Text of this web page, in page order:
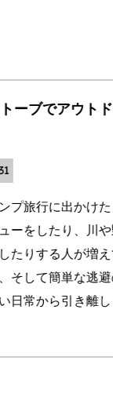
従来のス
私たちの日
ップ 私た
実はカップ
か？この記
ナーのプロ